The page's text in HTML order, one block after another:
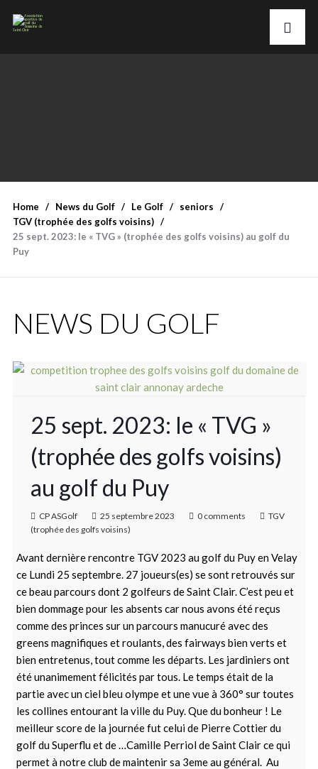
Home News du Golf Le Golf
seniors
TGV (trophée des golfs voisins)
25 sept. 2023: le « TVG » (trophée des golfs voisins) au golf du
Puy
NEWS DU GOLF
25 sept. 2023: le « TVG »
(trophée des golfs voisins)
au golf du Puy
CP ASGolf 25 septembre 2023 0 comments
TGV
(trophée des golfs voisins)
Avant dernière rencontre TGV 2023 au golf du Puy en Velay
ce Lundi 25 septembre. 27 joueurs(es) se sont retrouvés sur
ce beau parcours dont 2 golfeurs de Saint Clair. C’est peu et
bien dommage pour les absents car nous avons été reçus
comme des princes sur un parcours manucuré avec des
greens magnifiques et roulants, des fairways bien verts et
bien entretenus, tout comme les départs. Les jardiniers ont
été unanimement félicités par tous. Le temps était de la
partie avec un ciel bleu olympe et une vue à 360° sur toutes
les collines entourant la ville du Puy. Que du bonheur ! Le
meilleur score de la journée fut celui de Pierre Cottier du
golf du Superflu et de …Camille Perriol de Saint Clair ce qui
permet à notre club de maintenir sa 3eme au général. Au